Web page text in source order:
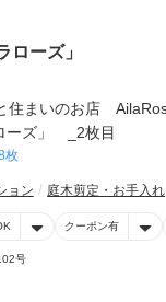
ローズ」
枚
ョン 庭木剪定・お手入れ
クーポン有
号